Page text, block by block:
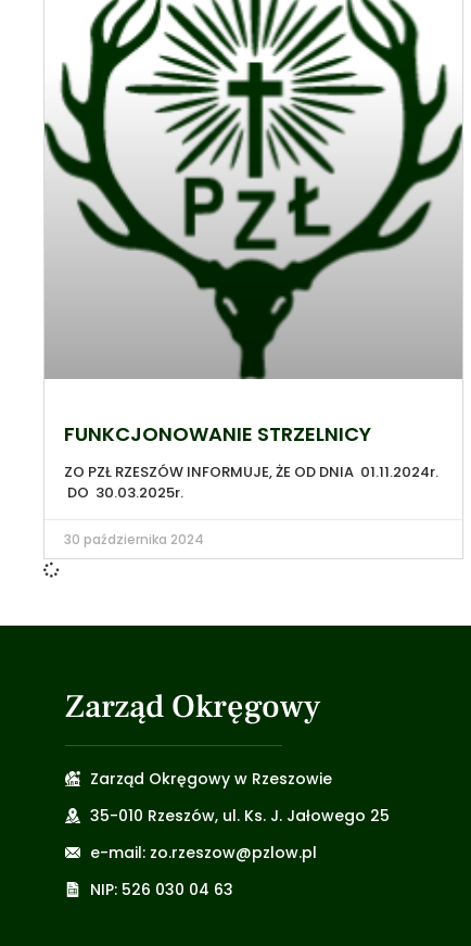
FUNKCJONOWANIE STRZELNICY
ZO PZŁ RZESZÓW INFORMUJE, ŻE OD DNIA 01.11.2024r.
DO 30.03.2025r.
30 października 2024
Zarząd Okręgowy
Zarząd Okręgowy w Rzeszowie
35-010 Rzeszów, ul. Ks. J. Jałowego 25
e-mail: zo.rzeszow@pzlow.pl
NIP: 526 030 04 63